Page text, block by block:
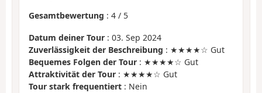
Gesamtbewertung : 4 / 5
Datum deiner Tour : 03. Sep 2024
Zuverlässigkeit der Beschreibung : ★★★★☆ Gut
Bequemes Folgen der Tour : ★★★★☆ Gut
Attraktivität der Tour : ★★★★☆ Gut
Tour stark frequentiert : Nein